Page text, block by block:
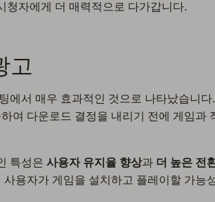
청자에게 더 매력적으로 다가갑니다.
고
에서 매우 효과적인 것으로 나타났습니다
여 다운로드 결정을 내리기 전에 게임과
특성은 사용자 유지율 향상과 더 높은 전
용자가 게임을 설치하고 플레이할 가능